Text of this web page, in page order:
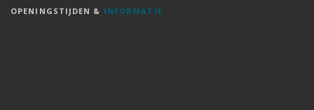
OPENINGSTIJDEN & INFORMATIE